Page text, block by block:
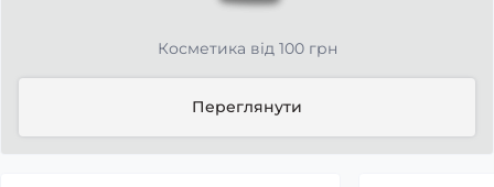
Косметика від 100 грн
Переглянути